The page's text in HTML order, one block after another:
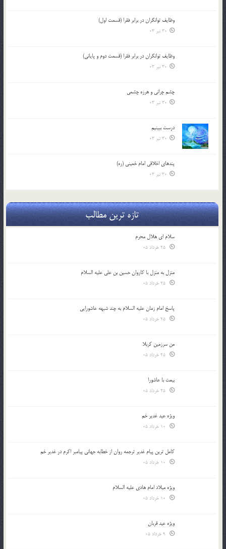
وظایف توانگران در برابر فقرا (قسمت اول)
30 تیر 03
وظایف توانگران در برابر فقرا (قسمت دوم و پایانی)
30 تیر 03
چشم ‏چرانى و هرزه‏ چشمى
30 تیر 03
درست ببينيم
30 تیر 03
پندهاي اخلاقي امام خميني (ره)
30 تیر 03
تازه ترین مطالب
سلام ای هلال محرم
منزل به منزل با کاروان حسین بن علی علیه السلام
پاسخ امام زمان علیه السلام به چند شبهه عاشورایی
من سرزمین کربلا
بیعت با عاشورا
ویژه عید غدیر خم
کامل ترین پیام غدیر ترجمه روان از خطابه جهانی پیامبر اکرم در غدیر خم
ویژه میلاد امام هادی علیه السلام
ویژه عید قربان